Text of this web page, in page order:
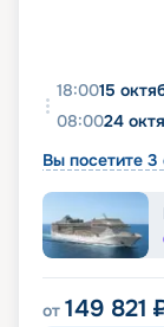
18:0015
08:0024
Вы посетите 3
от 149 821